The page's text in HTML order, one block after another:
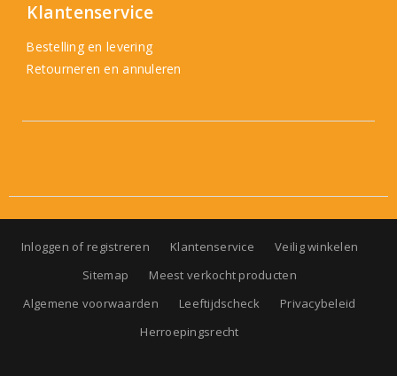
Klantenservice
Bestelling en levering
Retourneren en annuleren
Inloggen of registreren Klantenservice
Veilig winkelen
Sitemap
Meest verkocht producten
Algemene voorwaarden
Leeftijdscheck
Privacybeleid
Herroepingsrecht